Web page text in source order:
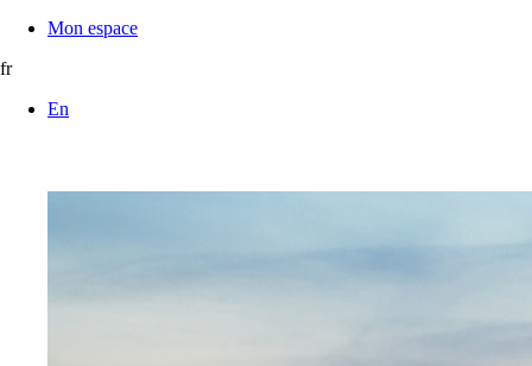
Mon espace
fr
En